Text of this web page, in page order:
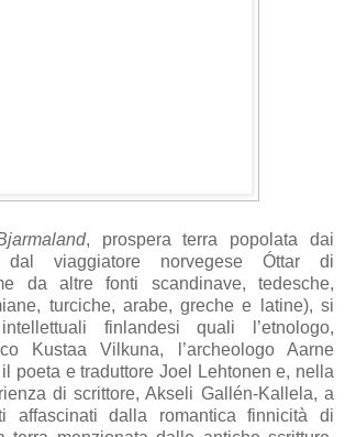
, prospera terra popolata dai
dal viaggiatore norvegese Óttar di
da altre fonti scandinave, tedesche,
turciche, arabe, greche e latine), si
finlandesi quali l’etnologo,
Kustaa Vilkuna, l’archeologo Aarne
poeta e traduttore Joel Lehtonen e, nella
di scrittore, Akseli Gallén-Kallela, a
affascinati dalla romantica finnicità di